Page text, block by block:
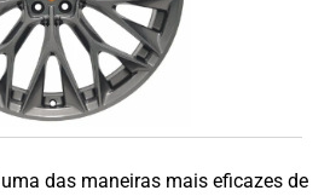
das maneiras mais eficazes de